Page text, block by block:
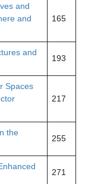
and
and
165
and
193
Spaces
217
the
255
271